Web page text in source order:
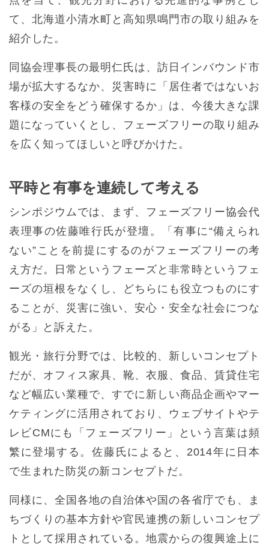
て、北海道小清水町と高知県鳴門市の取り組みを
紹介した。
同協会理事長の最明仁氏は、訪日インバウンド市
場が拡大するなか、災害時に「居住者ではないお
客様の安全をどう確保するか」は、今後大きな課
題になっていくとし、フェーズフリーの取り組み
を広く知ってほしいと呼びかけた。
平時と有事を連続して考える
シンポジウムでは、まず、フェーズフリー協会代
表理事の佐藤唯行氏が登壇。「有事に“備えられ
ない”ことを前提にするのがフェーズフリーの考
え方だ。日常というフェーズと非常時というフェ
ーズの垣根をなくし、どちらにも役立つものにす
ることが、災害に強い、安心・安全な社会につな
がる」と訴えた。
観光・旅行分野では、比較的、新しいコンセプト
だが、オフィス家具、靴、衣服、食品、賃貸住宅
など幅広い業種で、すでに新しい商品企画やマー
ケティングに活用されており、ウェブサイトやテ
レビCMにも「フェーズフリー」という言葉は頻
繁に登場する。佐藤氏によると、2014年に日本
で生まれた防災の新コンセプトだ。
同様に、全国各地の自治体や国の各省庁でも、ま
ちづくりの基本方針や官民連携の新しいコンセプ
トとして採用されている。地震からの復興途上に